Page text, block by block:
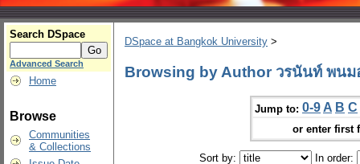
Search DSpace
Advanced Search
Home
Browse
Communities
& Collections
DSpace at Bangkok University >
Browsing by Author วรนันท์ พนม
Jump to: 0-9 A B C
or enter first
Sort by: In order: